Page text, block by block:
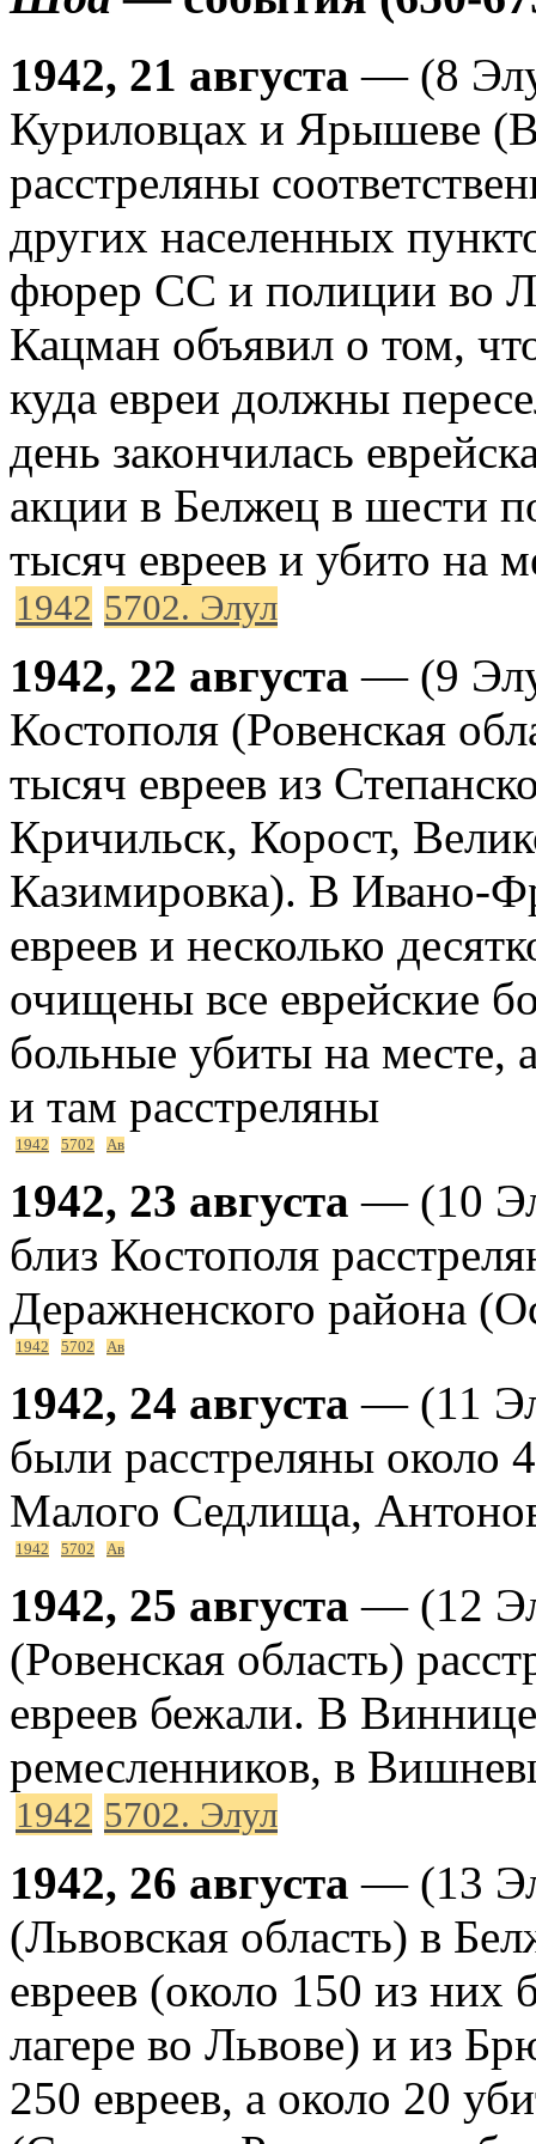
1942, 21 августа — (8
Куриловцах и Ярышеве
расстреляны
других населенных
фюрер СС и полиции во
Кацман объявил о том,
куда евреи должны
день закончилась
акции в Белжец в шести
тысяч евреев и убито на
1942 5702. Элул
1942, 22 августа — (9
Костополя (Ровенская
тысяч евреев из
Кричильск, Корост,
Казимировка). В Ивано-
евреев и несколько
очищены все еврейские
больные убиты на месте,
и там расстреляны
1942 5702 Ав
1942, 23 августа — (10
близ Костополя
Деражненского района
1942 5702 Ав
1942, 24 августа — (11
были расстреляны около
Малого Седлища,
1942 5702 Ав
1942, 25 августа — (12
(Ровенская область)
евреев бежали. В
ремесленников, в
1942 5702. Элул
1942, 26 августа — (13
(Львовская область) в
евреев (около 150 из
лагере во Львове) и из
250 евреев, а около 20